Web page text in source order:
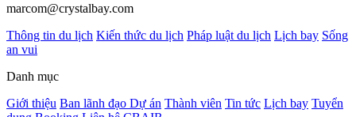
marcom@crystalbay.com
Thông tin du lịch Kiến thức du lịch Pháp luật du lịch Lịch bay Sống
an vui
Danh mục
Giới thiệu Ban lãnh đạo Dự án Thành viên Tin tức Lịch bay Tuyển